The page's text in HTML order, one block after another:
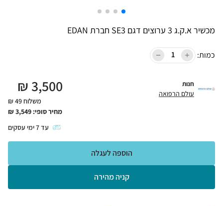
מכשיר א.ק.ג 3 ערוצים דגם SE3 חברת EDAN
כמות:
חנות
עולם הרפואה 3,500
₪
משלוח 49 ₪
מחיר סופי: 3,549
₪
עד7ימי עסקים
קניה מהירה
הוספה לעגלה